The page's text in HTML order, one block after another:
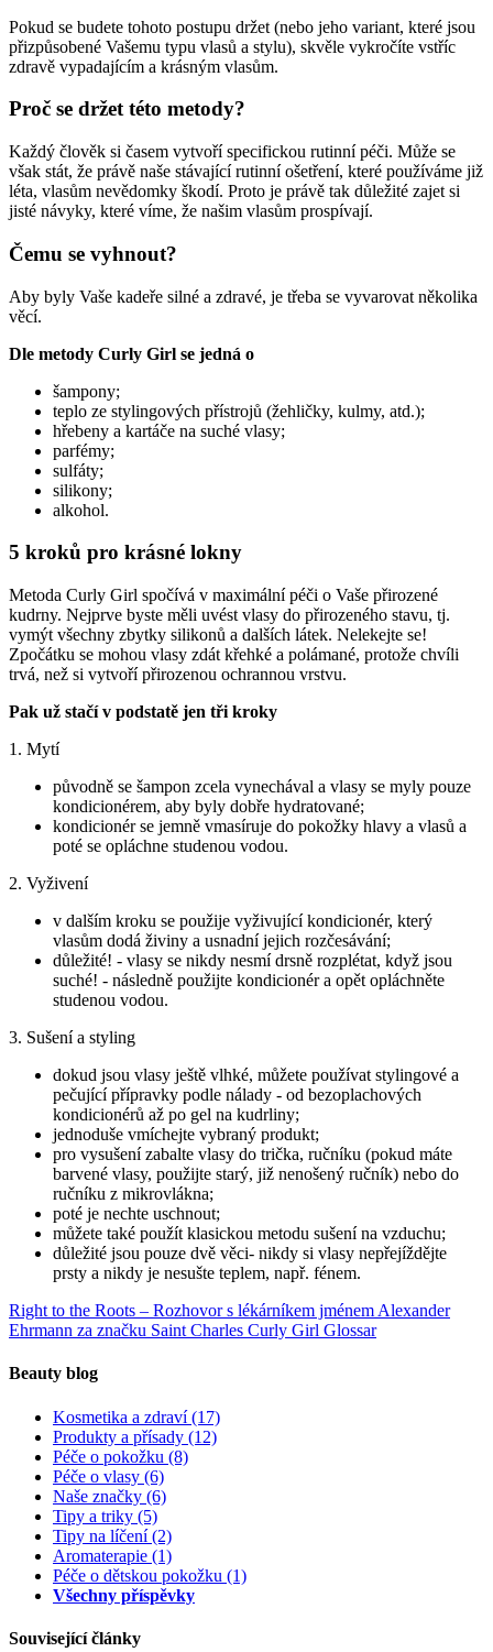
Pokud se budete tohoto postupu držet (nebo jeho variant, které jsou
přizpůsobené Vašemu typu vlasů a stylu), skvěle vykročíte vstříc
zdravě vypadajícím a krásným vlasům.
Proč se držet této metody?
Každý člověk si časem vytvoří specifickou rutinní péči. Může se
však stát, že právě naše stávající rutinní ošetření, které používáme již
léta, vlasům nevědomky škodí. Proto je právě tak důležité zajet si
jisté návyky, které víme, že našim vlasům prospívají.
Čemu se vyhnout?
Aby byly Vaše kadeře silné a zdravé, je třeba se vyvarovat několika
věcí.
Dle metody Curly Girl se jedná o
šampony;
teplo ze stylingových přístrojů (žehličky, kulmy, atd.);
hřebeny a kartáče na suché vlasy;
parfémy;
sulfáty;
silikony;
alkohol.
5 kroků pro krásné lokny
Metoda Curly Girl spočívá v maximální péči o Vaše přirozené
kudrny. Nejprve byste měli uvést vlasy do přirozeného stavu, tj.
vymýt všechny zbytky silikonů a dalších látek. Nelekejte se!
Zpočátku se mohou vlasy zdát křehké a polámané, protože chvíli
trvá, než si vytvoří přirozenou ochrannou vrstvu.
Pak už stačí v podstatě jen tři kroky
1. Mytí
původně se šampon zcela vynechával a vlasy se myly pouze
kondicionérem, aby byly dobře hydratované;
kondicionér se jemně vmasíruje do pokožky hlavy a vlasů a
poté se opláchne studenou vodou.
2. Vyživení
v dalším kroku se použije vyživující kondicionér, který
vlasům dodá živiny a usnadní jejich rozčesávání;
důležité! - vlasy se nikdy nesmí drsně rozplétat, když jsou
suché! - následně použijte kondicionér a opět opláchněte
studenou vodou.
3. Sušení a styling
dokud jsou vlasy ještě vlhké, můžete používat stylingové a
pečující přípravky podle nálady - od bezoplachových
kondicionérů až po gel na kudrliny;
jednoduše vmíchejte vybraný produkt;
pro vysušení zabalte vlasy do trička, ručníku (pokud máte
barvené vlasy, použijte starý, již nenošený ručník) nebo do
ručníku z mikrovlákna;
poté je nechte uschnout;
můžete také použít klasickou metodu sušení na vzduchu;
důležité jsou pouze dvě věci- nikdy si vlasy nepřejíždějte
prsty a nikdy je nesušte teplem, např. fénem.
Right to the Roots – Rozhovor s lékárníkem jménem Alexander
Ehrmann za značku Saint Charles Curly Girl Glossar
Beauty blog
Kosmetika a zdraví(17)
Produkty a přísady (12)
Péče o pokožku (8)
Péče o vlasy (6)
Naše značky (6)
Tipy a triky (5)
Tipy na líčení(2)
Aromaterapie (1)
Péče o dětskou pokožku (1)
Všechny příspěvky
Související články